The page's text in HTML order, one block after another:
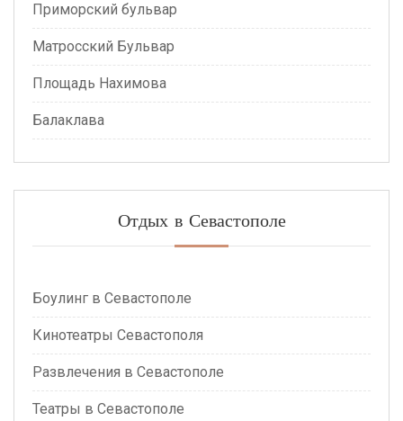
Приморский бульвар
Матросский Бульвар
Площадь Нахимова
Балаклава
Отдых в Севастополе
Боулинг в Севастополе
Кинотеатры Севастополя
Развлечения в Севастополе
Театры в Севастополе